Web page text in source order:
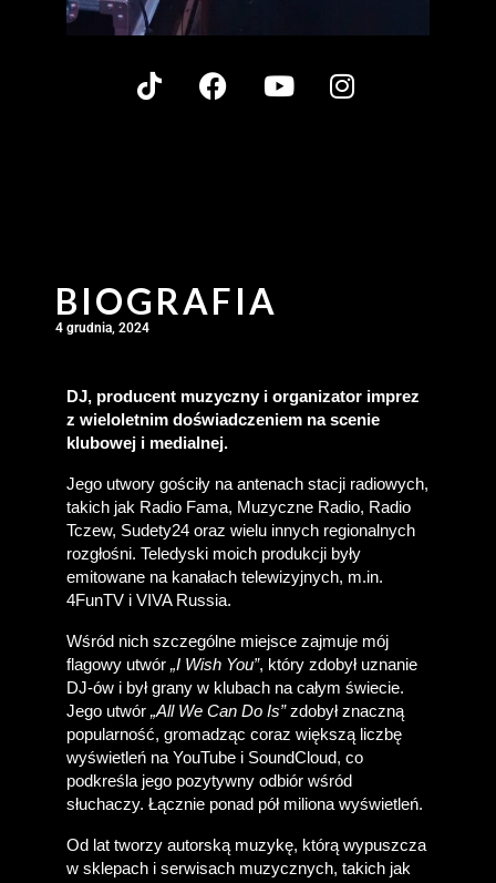
BIOGRAFIA
4 grudnia, 2024
DJ, producent muzyczny i organizator imprez
z wieloletnim doświadczeniem na scenie
klubowej i medialnej.
Jego utwory gościły na antenach stacji radiowych,
takich jak Radio Fama, Muzyczne Radio, Radio
Tczew, Sudety24 oraz wielu innych regionalnych
rozgłośni. Teledyski moich produkcji były
emitowane na kanałach telewizyjnych, m.in.
4FunTV i VIVA Russia.
Wśród nich szczególne miejsce zajmuje mój
flagowy utwór „I Wish You”, który zdobył uznanie
DJ-ów i był grany w klubach na całym świecie.
Jego utwór „All We Can Do Is” zdobył znaczną
popularność, gromadząc coraz większą liczbę
wyświetleń na YouTube i SoundCloud, co
podkreśla jego pozytywny odbiór wśród
słuchaczy. Łącznie ponad pół miliona wyświetleń.
Od lat tworzy autorską muzykę, którą wypuszcza
w sklepach i serwisach muzycznych, takich jak